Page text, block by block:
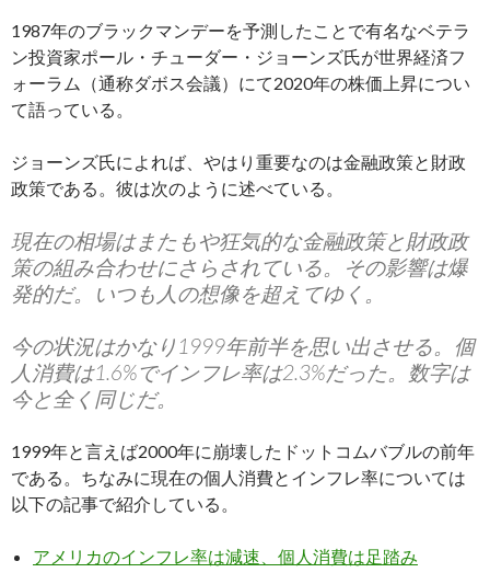
1987年のブラックマンデーを予測したことで有名なベテラ
ン投資家ポール・チューダー・ジョーンズ氏が世界経済フ
ォーラム（通称ダボス会議）にて2020年の株価上昇につい
て語っている。
ジョーンズ氏によれば、やはり重要なのは金融政策と財政
政策である。彼は次のように述べている。
現在の相場はまたもや狂気的な金融政策と財政政
策の組み合わせにさらされている。その影響は爆
発的だ。いつも人の想像を超えてゆく。
今の状況はかなり1999年前半を思い出させる。個
人消費は1.6%でインフレ率は2.3%だった。数字は
今と全く同じだ。
1999年と言えば2000年に崩壊したドットコムバブルの前年
である。ちなみに現在の個人消費とインフレ率については
以下の記事で紹介している。
アメリカのインフレ率は減速、個人消費は足踏み